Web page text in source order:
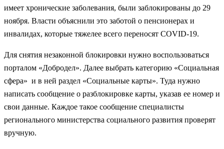
имеет хронические заболевания, были заблокированы до 29
ноября. Власти объяснили это заботой о пенсионерах и
инвалидах, которые тяжелее всего переносят COVID-19.
Для снятия незаконной блокировки нужно воспользоваться
порталом «Добродел». Далее выбрать категорию «Социальная
сфера» и в ней раздел «Социальные карты». Туда нужно
написать сообщение о разблокировке карты, указав ее номер и
свои данные. Каждое такое сообщение специалисты
регионального министерства социального развития проверят
вручную.